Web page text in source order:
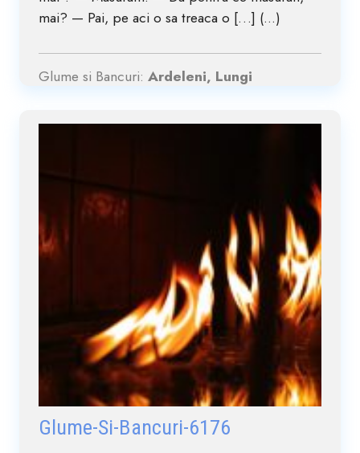
mai? — Pai, pe aci o sa treaca o […] (...)
Glume si Bancuri: Ardeleni, Lungi
Glume-Si-Bancuri-6176